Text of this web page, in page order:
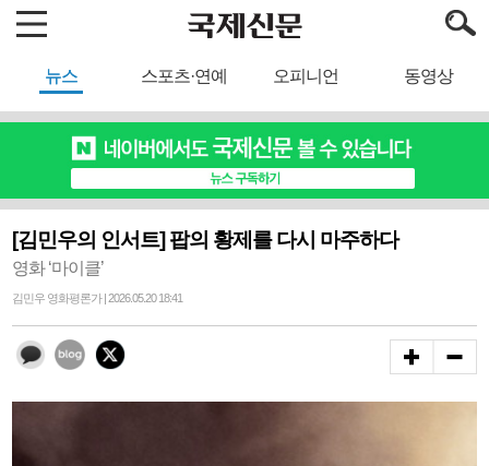
뉴스 스포츠·연예 오피니언 동영상
[김민우의 인서트] 팝의 황제를 다시 마주하다
영화 ‘마이클’
김민우 영화평론가 | 2026.05.20 18:41